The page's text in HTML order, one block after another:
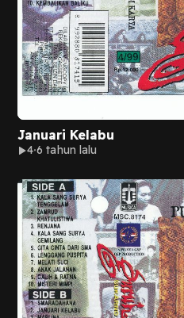
Januari Kelabu
4 6 tahun lalu